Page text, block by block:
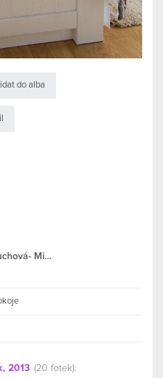
do alba
Ing. Michaela Indruchová- MiDesign
2013 (20 fotek):